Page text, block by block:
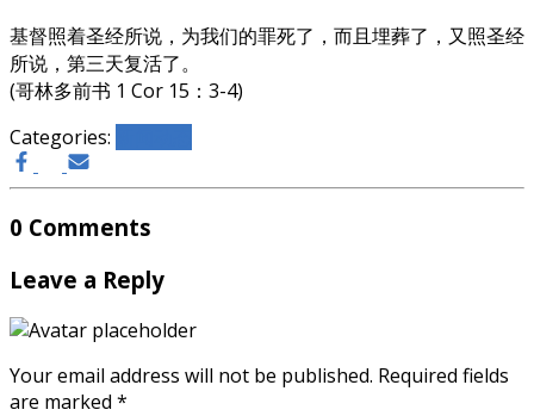
基督照着圣经所说，为我们的罪死了，而且埋葬了，又照圣经
所说，第三天复活了。
(哥林多前书 1 Cor 15：3-4)
Categories:
0 Comments
Leave a Reply
Your email address will not be published. Required fields
are marked *